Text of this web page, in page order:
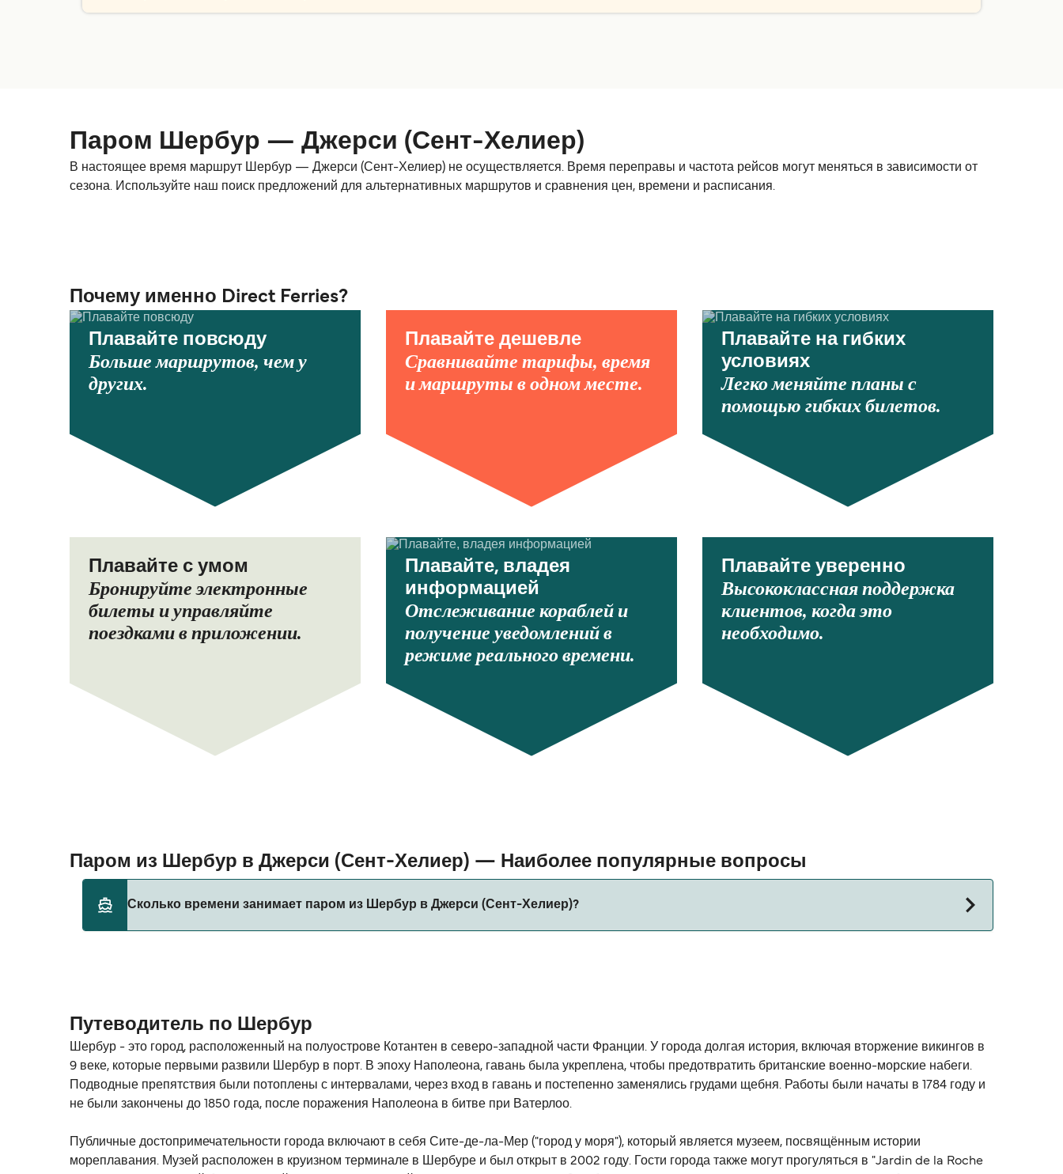
Паром Шербур — Джерси (Сент-Хелиер)
В настоящее время маршрут Шербур — Джерси (Сент-Хелиер) не осуществляется. Время переправы и частота рейсов могут меняться в зависимости от
сезона. Используйте наш поиск предложений для альтернативных маршрутов и сравнения цен, времени и расписания.
Почему именно Direct Ferries?
Плавайте повсюду
Больше маршрутов, чем у
других.
Плавайте дешевле
Сравнивайте тарифы, время
и маршруты в одном месте.
Плавайте на гибких
условиях
Легко меняйте планы с
помощью гибких билетов.
Плавайте с умом
Бронируйте электронные
билеты и управляйте
поездками в приложении.
Плавайте, владея
информацией
Отслеживание кораблей и
получение уведомлений в
режиме реального времени.
Плавайте уверенно
Высококлассная поддержка
клиентов, когда это
необходимо.
Паром из Шербур в Джерси (Сент-Хелиер) — Наиболее популярные вопросы
Сколько времени занимает паром из Шербур в Джерси (Сент-Хелиер)?
Путеводитель по Шербур
Шербур - это город, расположенный на полуострове Котантен в северо-западной части Франции. У города долгая история, включая вторжение викингов в
9 веке, которые первыми развили Шербур в порт. В эпоху Наполеона, гавань была укреплена, чтобы предотвратить британские военно-морские набеги.
Подводные препятствия были потоплены с интервалами, через вход в гавань и постепенно заменялись грудами щебня. Работы были начаты в 1784 году и
не были закончены до 1850 года, после поражения Наполеона в битве при Ватерлоо.
Публичные достопримечательности города включают в себя Сите-де-ла-Мер ("город у моря"), который является музеем, посвящённым истории
мореплавания. Музей расположен в круизном терминале в Шербуре и был открыт в 2002 году. Гости города также могут прогуляться в "Jardin de la Roche